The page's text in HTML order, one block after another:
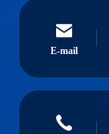
E-mail